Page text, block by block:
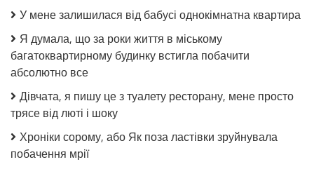
У мене залишилася від бабусі однокімнатна квартира
Я думала, що за роки життя в міському
багатоквартирному будинку встигла побачити
абсолютно все
Дівчата, я пишу це з туалету ресторану, мене просто
трясе від люті і шоку
Хроніки сорому, або Як поза ластівки зруйнувала
побачення мрії